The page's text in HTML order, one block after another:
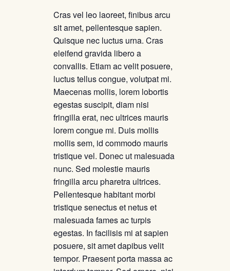
Cras vel leo laoreet, finibus arcu
sit amet, pellentesque sapien.
Quisque nec luctus urna. Cras
eleifend gravida libero a
convallis. Etiam ac velit posuere,
luctus tellus congue, volutpat mi.
Maecenas mollis, lorem lobortis
egestas suscipit, diam nisi
fringilla erat, nec ultrices mauris
lorem congue mi. Duis mollis
mollis sem, id commodo mauris
tristique vel. Donec ut malesuada
nunc. Sed molestie mauris
fringilla arcu pharetra ultrices.
Pellentesque habitant morbi
tristique senectus et netus et
malesuada fames ac turpis
egestas. In facilisis mi at sapien
posuere, sit amet dapibus velit
tempor. Praesent porta massa ac